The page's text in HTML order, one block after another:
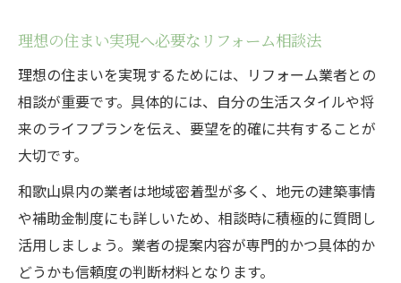
補助金活用で賢くリフォームする方法
和歌山のリフォーム補助金最新情報を解説
補助金を活用した賢いリフォーム計画術
公的支援を上手に使ったリフォームの手順
リフォーム補助金の申請手続きポイント
評判や口コミから業者を見極めるコツ
評判重視でリフォーム業者を選ぶ方法
理想の住まい実現へ必要なリフォーム相談法
理想の住まいを実現するためには、リフォーム業者との
相談が重要です。具体的には、自分の生活スタイルや将
来のライフプランを伝え、要望を的確に共有することが
大切です。
和歌山県内の業者は地域密着型が多く、地元の建築事情
や補助金制度にも詳しいため、相談時に積極的に質問し
活用しましょう。業者の提案内容が専門的かつ具体的か
どうかも信頼度の判断材料となります。